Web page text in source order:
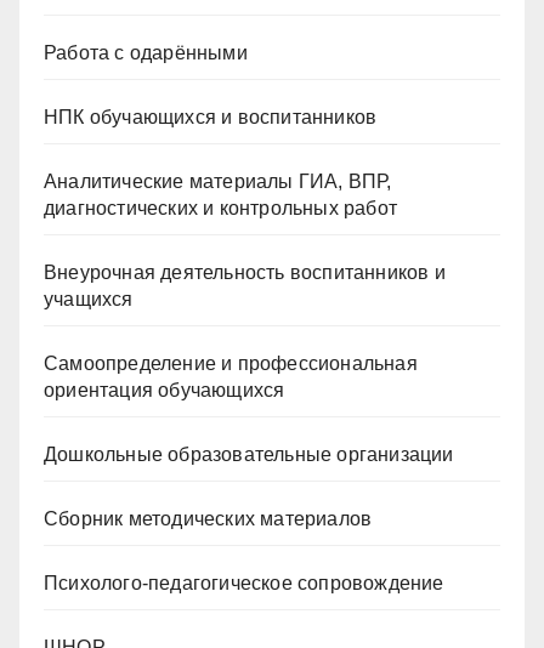
Работа с одарёнными
НПК обучающихся и воспитанников
Аналитические материалы ГИА, ВПР,
диагностических и контрольных работ
Внеурочная деятельность воспитанников и
учащихся
Самоопределение и профессиональная
ориентация обучающихся
Дошкольные образовательные организации
Сборник методических материалов
Психолого-педагогическое сопровождение